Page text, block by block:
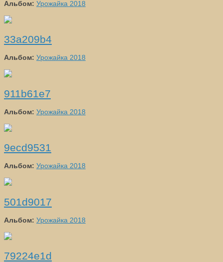
Альбом: Урожайка 2018
33a209b4
Альбом: Урожайка 2018
911b61e7
Альбом: Урожайка 2018
9ecd9531
Альбом: Урожайка 2018
501d9017
Альбом: Урожайка 2018
79224e1d